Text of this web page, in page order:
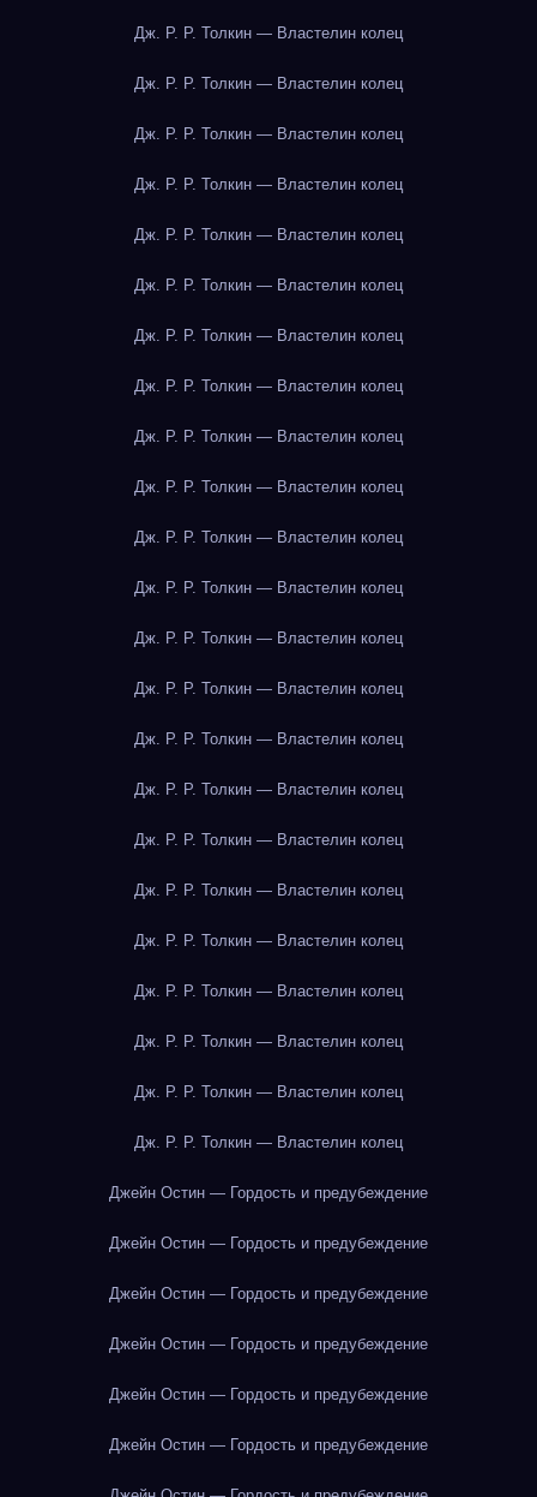
Дж. Р. Р. Толкин — Властелин колец
Дж. Р. Р. Толкин — Властелин колец
Дж. Р. Р. Толкин — Властелин колец
Дж. Р. Р. Толкин — Властелин колец
Дж. Р. Р. Толкин — Властелин колец
Дж. Р. Р. Толкин — Властелин колец
Дж. Р. Р. Толкин — Властелин колец
Дж. Р. Р. Толкин — Властелин колец
Дж. Р. Р. Толкин — Властелин колец
Дж. Р. Р. Толкин — Властелин колец
Дж. Р. Р. Толкин — Властелин колец
Дж. Р. Р. Толкин — Властелин колец
Дж. Р. Р. Толкин — Властелин колец
Дж. Р. Р. Толкин — Властелин колец
Дж. Р. Р. Толкин — Властелин колец
Дж. Р. Р. Толкин — Властелин колец
Дж. Р. Р. Толкин — Властелин колец
Дж. Р. Р. Толкин — Властелин колец
Дж. Р. Р. Толкин — Властелин колец
Дж. Р. Р. Толкин — Властелин колец
Дж. Р. Р. Толкин — Властелин колец
Дж. Р. Р. Толкин — Властелин колец
Дж. Р. Р. Толкин — Властелин колец
Джейн Остин — Гордость и предубеждение
Джейн Остин — Гордость и предубеждение
Джейн Остин — Гордость и предубеждение
Джейн Остин — Гордость и предубеждение
Джейн Остин — Гордость и предубеждение
Джейн Остин — Гордость и предубеждение